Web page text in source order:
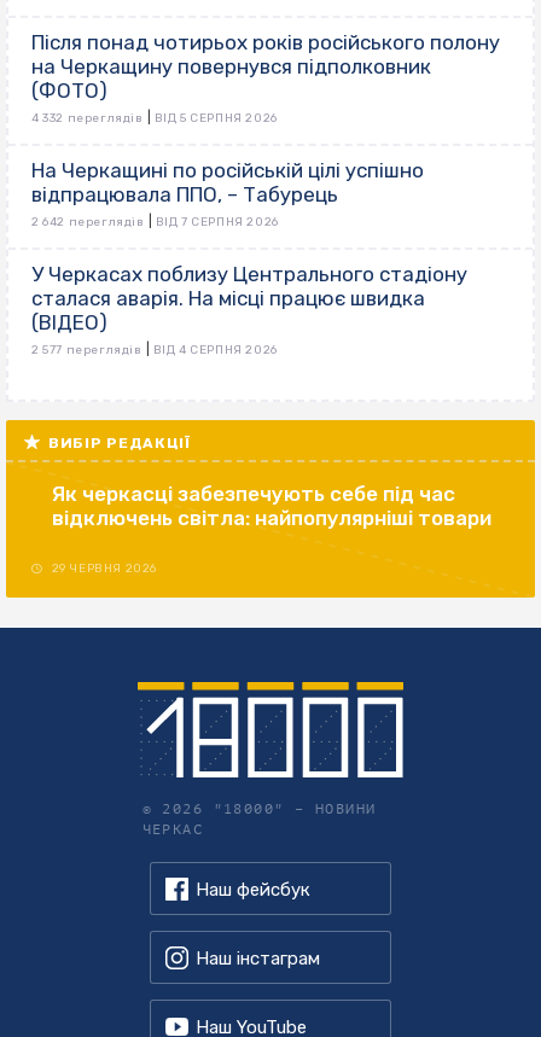
Після понад чотирьох років російського полону
на Черкащину повернувся підполковник
(ФОТО)
4 332 переглядів ВІД 5 СЕРПНЯ 2026
На Черкащині по російській цілі успішно
відпрацювала ППО, – Табурець
2 642 переглядів ВІД 7 СЕРПНЯ 2026
У Черкасах поблизу Центрального стадіону
сталася аварія. На місці працює швидка
(ВІДЕО)
2 577 переглядів ВІД 4 СЕРПНЯ 2026
ВИБІР РЕДАКЦІЇ
Як черкасці забезпечують себе під час
відключень світла: найпопулярніші товари
29 ЧЕРВНЯ 2026
© 2026 "18000" – НОВИНИ
ЧЕРКАС
Наш фейсбук
Наш інстаграм
Наш YouTube